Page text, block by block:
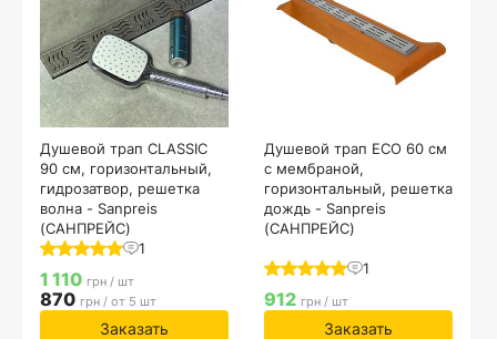
Душевой трап CLASSIC
90 см, горизонтальный,
гидрозатвор, решетка
волна - Sanpreis
(САНПРЕЙС)
1
1 110 грн / шт
870 грн / от 5 шт
Заказать
Душевой трап ECO 60 см
с мембраной,
горизонтальный, решетка
дождь - Sanpreis
(САНПРЕЙС)
1
912 грн / шт
Заказать